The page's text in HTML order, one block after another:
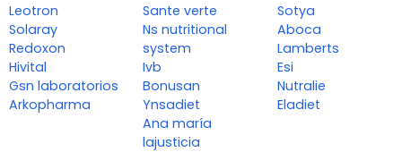
Leotron
Solaray
Redoxon
Hivital
Gsn laboratorios
Arkopharma
Sante verte
Ns nutritional
system
Ivb
Bonusan
Ynsadiet
Ana maría
lajusticia
Sotya
Aboca
Lamberts
Esi
Nutralie
Eladiet